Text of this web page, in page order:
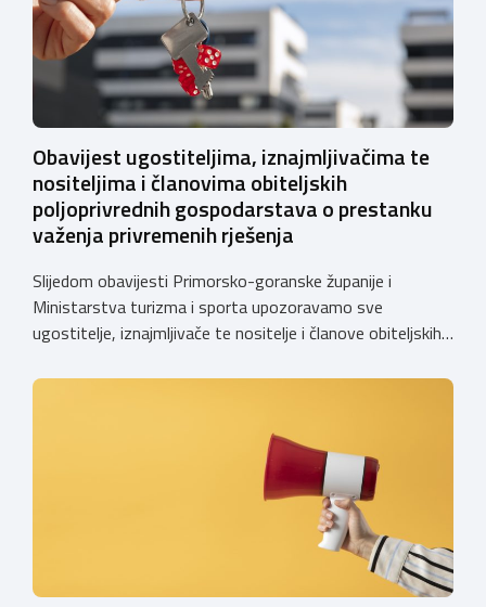
Obavijest ugostiteljima, iznajmljivačima te
nositeljima i članovima obiteljskih
poljoprivrednih gospodarstava o prestanku
važenja privremenih rješenja
Slijedom obavijesti Primorsko-goranske županije i
Ministarstva turizma i sporta upozoravamo sve
ugostitelje, iznajmljivače te nositelje i članove obiteljskih
privremenih rješenja izdanih sukladno Zakonu o
1. siječnja 2025. godine više ne mogu podnositi novi
zahtjevi za izdavanje privremenih rješenja, dok već izdana